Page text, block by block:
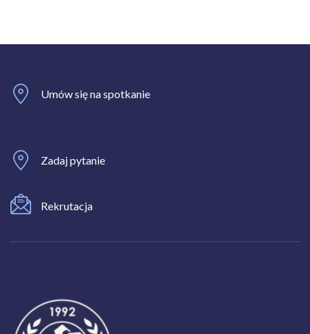
Umów się na spotkanie
Zadaj pytanie
Rekrutacja